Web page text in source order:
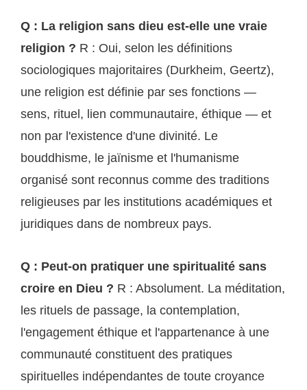
Q : La religion sans dieu est-elle une vraie
religion ? R : Oui, selon les définitions
sociologiques majoritaires (Durkheim, Geertz),
une religion est définie par ses fonctions —
sens, rituel, lien communautaire, éthique — et
non par l'existence d'une divinité. Le
bouddhisme, le jaïnisme et l'humanisme
organisé sont reconnus comme des traditions
religieuses par les institutions académiques et
juridiques dans de nombreux pays.
Q : Peut-on pratiquer une spiritualité sans
croire en Dieu ? R : Absolument. La méditation,
les rituels de passage, la contemplation,
l'engagement éthique et l'appartenance à une
communauté constituent des pratiques
spirituelles indépendantes de toute croyance